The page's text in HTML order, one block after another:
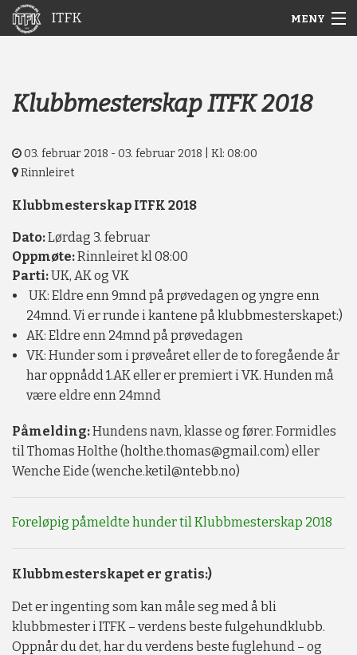
ITFK MENY
Nyheter
Arkiv
Om ITFK
Galleri
Klubbmesterskap ITFK 2018
03. februar 2018 - 03. februar 2018 | Kl: 08:00
Rinnleiret
Klubbmesterskap ITFK 2018
Dato:Lørdag 3. februar
Oppmøte:Rinnleiret kl 08:00
Parti:UK, AK og VK
UK: Eldre enn 9mnd på prøvedagen og yngre enn
24mnd. Vi er runde i kantene på klubbmesterskapet:)
AK: Eldre enn 24mnd på prøvedagen
VK: Hunder som i prøveåret eller de to foregående år
har oppnådd 1.AK eller er premiert i VK. Hunden må
være eldre enn 24mnd
Påmelding:Hundens navn, klasse og fører. Formidles
til Thomas Holthe (holthe.thomas@gmail.com) eller
Wenche Eide (wenche.ketil@ntebb.no)
Foreløpig påmeldte hunder til Klubbmesterskap 2018
Klubbmesterskapet er gratis:)
Det er ingenting som kan måle seg med å bli
klubbmester i ITFK – verdens beste fulgehundklubb.
Oppnår du det, har du verdens beste fuglehund – og